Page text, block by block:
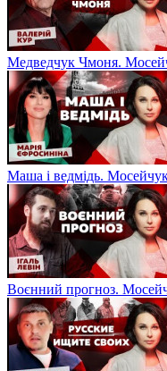
Медведчук Чмоня.
Маша і ведмідь.
Воєнний прогноз.